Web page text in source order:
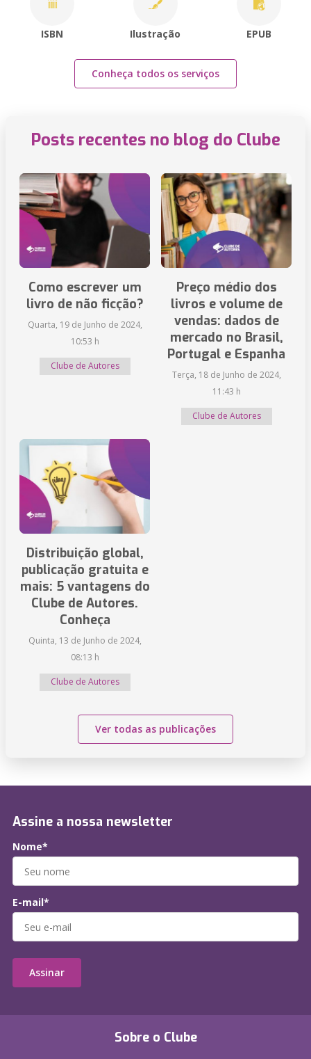
ISBN Ilustração EPUB
Conheça todos os serviços
Posts recentes no blog do Clube
Como escrever um
livro de não ficção?
Quarta, 19 de Junho de 2024,
10:53 h
Clube de Autores
Preço médio dos
livros e volume de
vendas: dados de
mercado no Brasil,
Portugal e Espanha
Terça, 18 de Junho de 2024,
11:43 h
Clube de Autores
Distribuição global,
publicação gratuita e
mais: 5 vantagens do
Clube de Autores.
Conheça
Quinta, 13 de Junho de 2024,
08:13 h
Clube de Autores
Ver todas as publicações
Sobre o Clube
Assine a nossa newsletter
Nome*
E-mail*
Assinar